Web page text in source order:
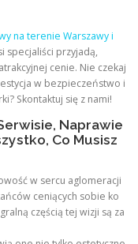
na terenie Warszawy i
specjaliści przyjadą,
cenie. Nie czekaj
w bezpieczeństwo i
Skontaktuj się z nami!
Naprawie
Co Musisz
w sercu aglomeracji
ceniących sobie ko
częścią tej wizji są za